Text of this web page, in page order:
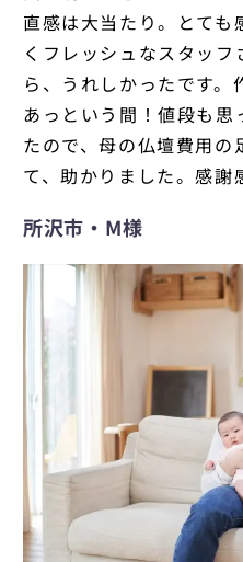
直感は大当たり。とても
くフレッシュなスタッ
ら、うれしかったです。
あっという間！値段も思
たので、母の仏壇費用の
て、助かりました。感謝
所沢市・M様